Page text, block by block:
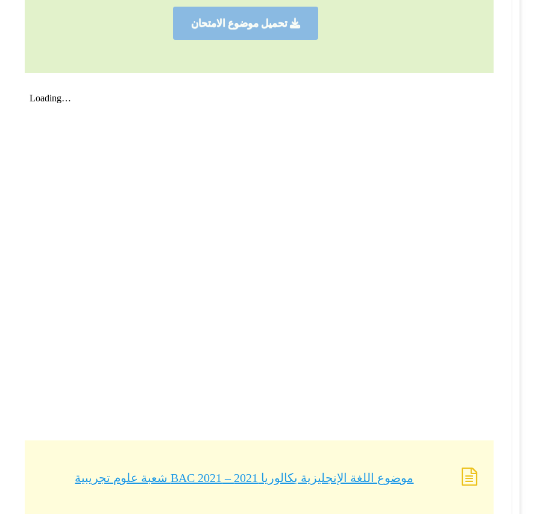
تحميل موضوع الامتحان
موضوع اللغة الإنجليزية بكالوريا 2021 – BAC 2021 شعبة علوم تجريبية